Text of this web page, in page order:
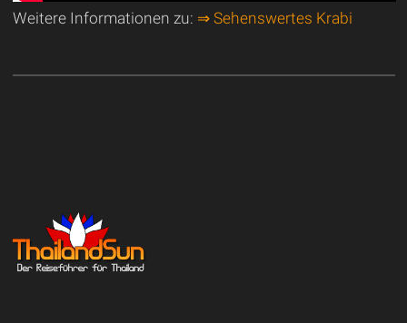
Weitere Informationen zu: ⇒ Sehenswertes Krabi